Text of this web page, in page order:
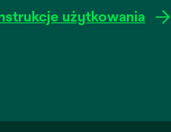
użytkowania